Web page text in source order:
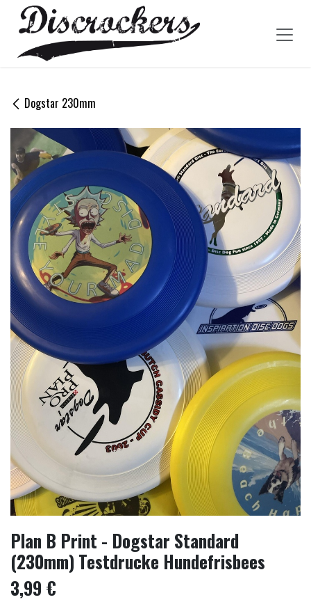
Zum Inhalt springen
Dogstar 230mm
Plan B Print - Dogstar Standard
(230mm) Testdrucke Hundefrisbees
3,99 €